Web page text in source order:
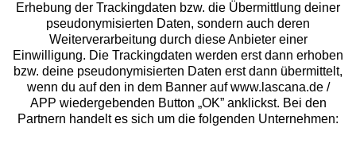
Über uns
Rechtliches
Erhebung der Trackingdaten bzw. die Übermittlung deiner
pseudonymisierten Daten, sondern auch deren
Weiterverarbeitung durch diese Anbieter einer
Einwilligung. Die Trackingdaten werden erst dann erhoben
bzw. deine pseudonymisierten Daten erst dann übermittelt,
wenn du auf den in dem Banner auf www.lascana.de /
APP wiedergebenden Button „OK” anklickst. Bei den
Partnern handelt es sich um die folgenden Unternehmen: